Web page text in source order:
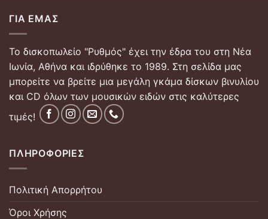
ΓΙΑ ΕΜΆΣ
Το δισκοπωλείο "Ρυθμός" έχει την έδρα του στη Νέα
Ιωνία, Αθήνα και ιδρύθηκε το 1989. Στη σελίδα μας
μπορείτε να βρείτε μια μεγάλη γκάμα δίσκων βινυλίου
και CD όλων των μουσικών ειδών στις καλύτερες
τιμές!
ΠΛΗΡΟΦΟΡΊΕΣ
Πολιτική Απορρήτου
Όροι Χρήσης